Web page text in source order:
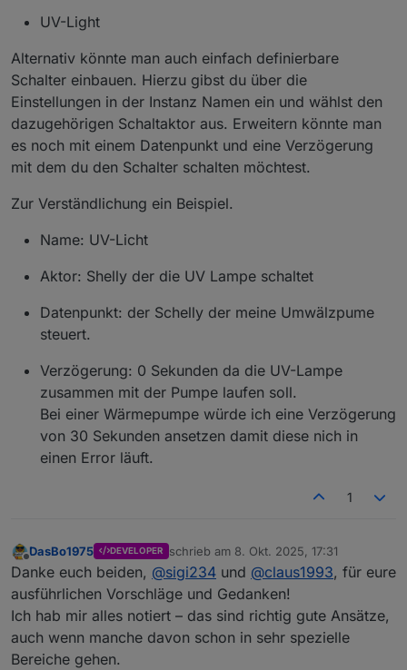
UV-Light
Alternativ könnte man auch einfach definierbare
Schalter einbauen. Hierzu gibst du über die
Einstellungen in der Instanz Namen ein und wählst den
dazugehörigen Schaltaktor aus. Erweitern könnte man
es noch mit einem Datenpunkt und eine Verzögerung
mit dem du den Schalter schalten möchtest.
Zur Verständlichung ein Beispiel.
Name: UV-Licht
Aktor: Shelly der die UV Lampe schaltet
Datenpunkt: der Schelly der meine Umwälzpume
steuert.
Verzögerung: 0 Sekunden da die UV-Lampe
zusammen mit der Pumpe laufen soll.
Bei einer Wärmepumpe würde ich eine Verzögerung
von 30 Sekunden ansetzen damit diese nich in
einen Error läuft.
1
Offline
DasBo1975 DEVELOPER schrieb am 8. Okt. 2025, 17:31
zuletzt editiert von
Danke euch beiden, @sigi234 und @claus1993, für eure
ausführlichen Vorschläge und Gedanken!
Ich hab mir alles notiert – das sind richtig gute Ansätze,
auch wenn manche davon schon in sehr spezielle
Bereiche gehen.